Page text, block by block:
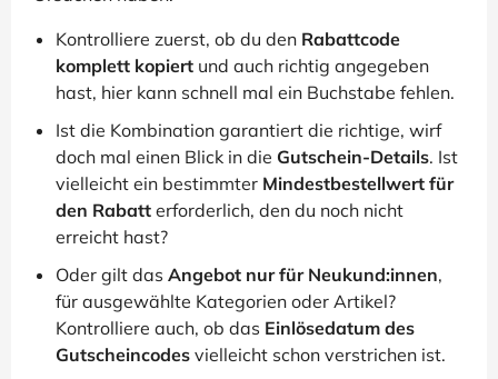
Kontrolliere zuerst, ob du den Rabattcode
komplett kopiert und auch richtig angegeben
hast, hier kann schnell mal ein Buchstabe fehlen.
Ist die Kombination garantiert die richtige, wirf
doch mal einen Blick in die Gutschein-Details. Ist
vielleicht ein bestimmter Mindestbestellwert für
den Rabatt erforderlich, den du noch nicht
erreicht hast?
Oder gilt das Angebot nur für Neukund:innen,
für ausgewählte Kategorien oder Artikel?
Kontrolliere auch, ob das Einlösedatum des
Gutscheincodes vielleicht schon verstrichen ist.